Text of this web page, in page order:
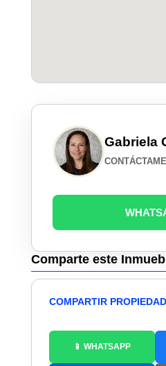
Gabriela
CONTÁCTAME
Comparte este
COMPARTIR PROPIEDAD
📱 WHATSAPP